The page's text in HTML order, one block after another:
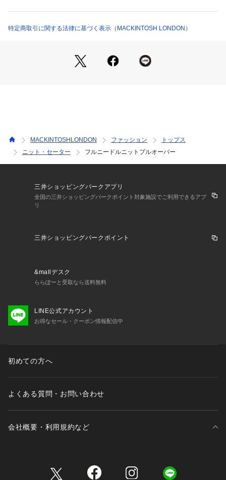
す。
特定商取引に関する法律に基づく表示（MACKINTOSH LONDON）
MACKINTOSHLONDON ファッション
トップス
ニット・セーター
フルニードルニットプルオーバー
三井ショッピングパークアプリ
全国の三井ショッピングパークポイント対象施設でご利用できるアプ
リ
三井ショッピングパークポイント
&mallデスク
ららぽーと受取なら送料無料
LINE公式アカウント
お得なセール・クーポン情報配信中
初めての方へ
よくある質問・お問い合わせ
会社概要・利用規約など